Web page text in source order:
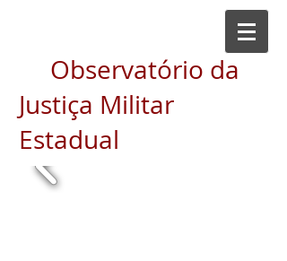
Observatório da
Justiça Militar
Estadual